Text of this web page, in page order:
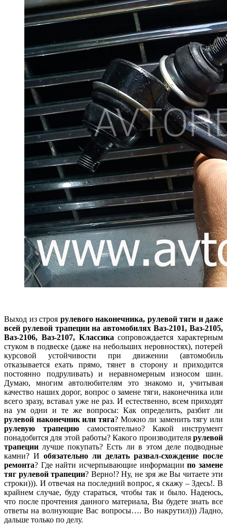
Выход из строя рулевого наконечника, рулевой тяги и даже
всей рулевой трапеции на автомобилях Ваз-2101, Ваз-2105,
Ваз-2106, Ваз-2107, Классика сопровождается характерным
стуком в подвеске (даже на небольших неровностях), потерей
курсовой устойчивости при движении (автомобиль
отказывается ехать прямо, тянет в сторону и приходится
постоянно подруливать) и неравномерным износом шин.
Думаю, многим автолюбителям это знакомо и, учитывая
качество наших дорог, вопрос о замене тяги, наконечника или
всего зразу, вставал уже не раз. И естественно, всем приходят
на ум одни и те же вопросы: Как определить, разбит ли
рулевой наконечник или тяга? Можно ли заменить тягу или
рулевую трапецию самостоятельно? Какой инструмент
понадобится для этой работы? Какого производителя рулевой
трапеции лучше покупать? Есть ли в этом деле подводные
камни? И обязательно ли делать развал-схождение после
ремонта? Где найти исчерпывающие информациипо замене
тяг рулевой трапеции? Верно!? Ну, не зря же Вы читаете эти
строки))). И отвечая на последний вопрос, я скажу – Здесь!. В
крайнем случае, буду стараться, чтобы так и было. Надеюсь,
что после прочтения данного материала, Вы будете знать все
ответы на волнующие Вас вопросы…. Во накрутил))) Ладно,
дальше только по делу.